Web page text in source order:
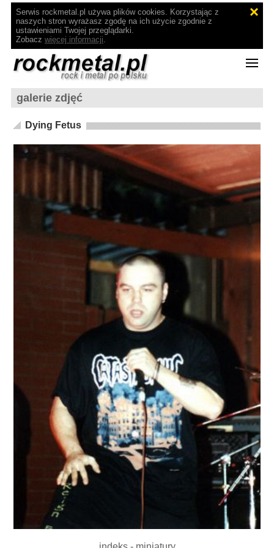
Serwis rockmetal.pl używa plików cookies. Korzystając z
naszych stron wyrażasz zgodę na ich użycie zgodnie z
ustawieniami Twojej przeglądarki.
Zobacz więcej informacji.
galerie zdjęć
Dying Fetus